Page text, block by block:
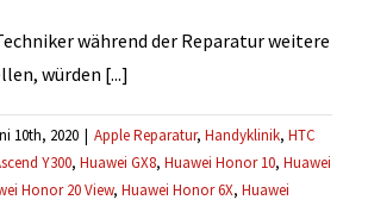
während der Reparatur weitere
würden [...]
10th, 2020 | Apple Reparatur, Handyklinik, HTC
Y300, Huawei GX8, Huawei Honor 10, Huawei
Honor 20 View, Huawei Honor 6X, Huawei